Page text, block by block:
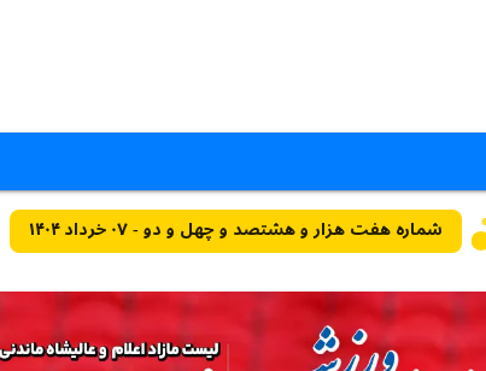
شماره هفت هزار و هشتصد و چهل و دو - ۰۷ خرداد ۱۴۰۴